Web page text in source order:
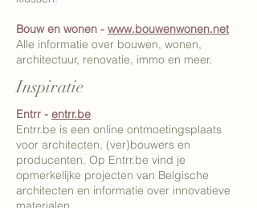
Bouw en wonen - www.bouwenwonen.net
Alle informatie over bouwen, wonen,
architectuur, renovatie, immo en meer.
Inspiratie
Entrr - entrr.be
Entrr.be is een online ontmoetingsplaats
voor architecten, (ver)bouwers en
producenten. Op Entrr.be vind je
opmerkelijke projecten van Belgische
architecten en informatie over innovatieve